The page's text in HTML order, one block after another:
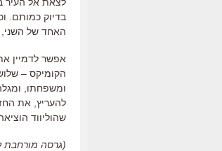
בדיוק כמותם
האחד של השני
אפשר לדמיין
הקומיקס –
ומשפחתו
להעריץ את
שהוליווד
(גרסה מורחבת